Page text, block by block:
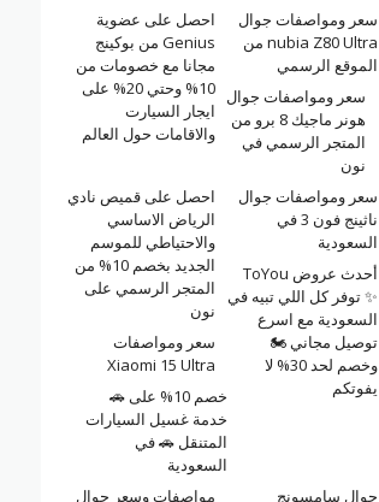
احصل على عضوية
Genius من بوكينج
مجانا مع خصومات من
10% وحتي 20% على
ايجار السيارت
والاقامات حول العالم
سعر ومواصفات جوال
nubia Z80 Ultra من
الموقع الرسمي
سعر ومواصفات جوال
هونر ماجيك 8 برو من
المتجر الرسمي في
نون
سعر ومواصفات جوال
ناثينج فون 3 في
السعودية
احصل على قميص نادي
الرياض الاساسي
والاحتياطي للموسم
الجديد بخصم 10% من
المتجر الرسمي على
نون
أحدث عروض ToYou
✨ توفر كل اللي تبيه في
السعودية مع اسرع
توصيل مجاني 🏍
وخصم لحد 30% لا
يفوتكم
سعر ومواصفات
Xiaomi 15 Ultra
خصم 10% على 🚗
خدمة غسيل السيارات
المتنقل 🚗 في
السعودية
مواصفات وسعر جوال
جوال سامسونج